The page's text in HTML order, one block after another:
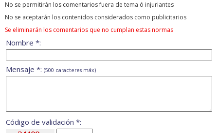
No se permitirán los comentarios fuera de tema ó injuriantes
No se aceptarán los contenidos considerados como publicitarios
Se eliminarán los comentarios que no cumplan estas normas
Nombre *:
Mensaje *: (500 caracteres máx)
Código de validación *: